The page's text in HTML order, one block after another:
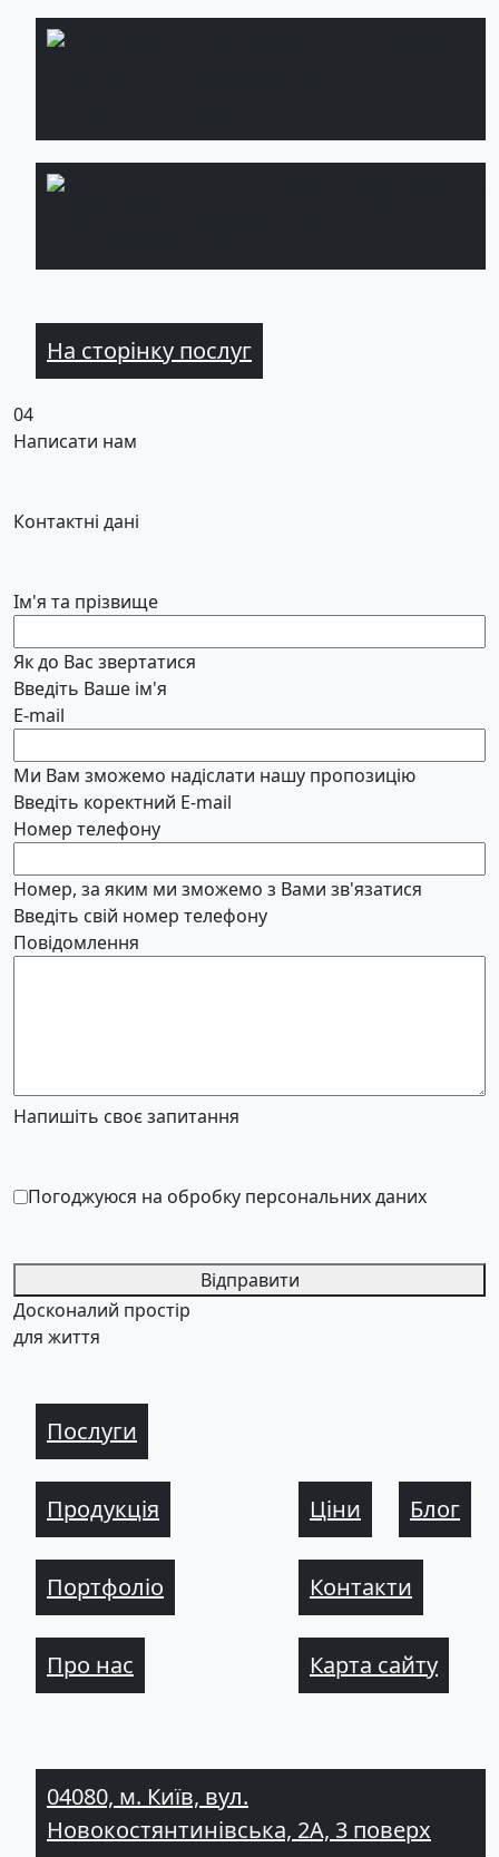
На сторінку послуг
04
Написати нам
Контактні дані
Ім'я та прізвище
Як до Вас звертатися
Введіть Ваше ім'я
E-mail
Ми Вам зможемо надіслати нашу пропозицію
Введіть коректний E-mail
Номер телефону
Номер, за яким ми зможемо з Вами зв'язатися
Введіть свій номер телефону
Повідомлення
Напишіть своє запитання
Погоджуюся на обробку персональних даних
Відправити
Досконалий простір
для життя
Послуги
Продукція
Портфоліо
Про нас
Ціни Блог
Контакти
Карта сайту
04080, м. Київ, вул.
Новокостянтинівська, 2А, 3 поверх